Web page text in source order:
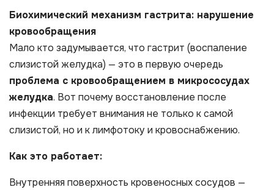
Биохимический механизм гастрита: нарушение
кровообращения
Мало кто задумывается, что гастрит (воспаление
слизистой желудка) — это в первую очередь
проблема с кровообращением в микрососудах
желудка. Вот почему восстановление после
инфекции требует внимания не только к самой
слизистой, но и к лимфотоку и кровоснабжению.
Как это работает:
Внутренняя поверхность кровеносных сосудов —